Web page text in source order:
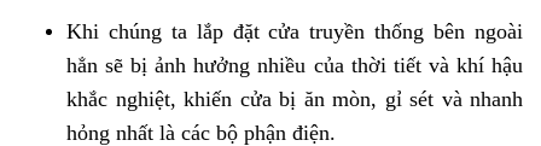
Khi chúng ta lắp đặt cửa truyền thống bên ngoài
hẳn sẽ bị ảnh hưởng nhiều của thời tiết và khí hậu
khắc nghiệt, khiến cửa bị ăn mòn, gỉ sét và nhanh
hỏng nhất là các bộ phận điện.